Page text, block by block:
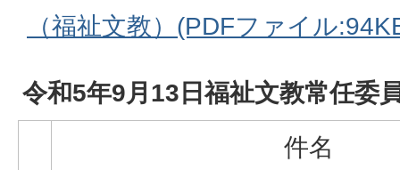
（福祉文教）(PDFファイル
令和5年9月13日福祉文教常任委
件名